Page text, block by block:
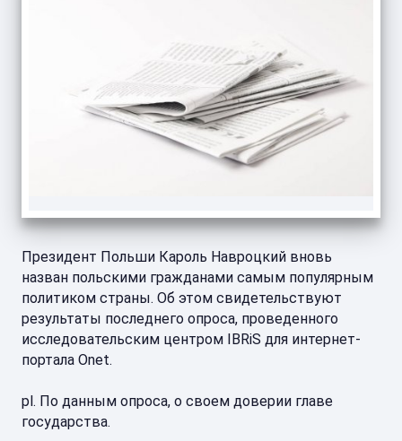
Президент Польши Кароль Навроцкий вновь
назван польскими гражданами самым популярным
политиком страны. Об этом свидетельствуют
результаты последнего опроса, проведенного
исследовательским центром IBRiS для интернет-
портала Onet.
pl. По данным опроса, о своем доверии главе
государства.